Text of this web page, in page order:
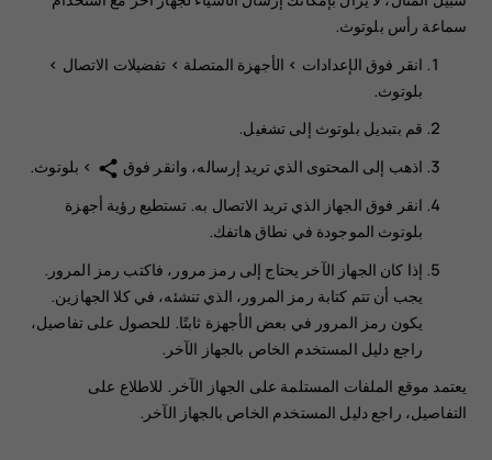
سماعة رأس بلوتوث.
انقر فوق الإعدادات > الأجهزة المتصلة > تفضيلات الاتصال >
بلوتوث.
قم بتبديل بلوتوث إلى تشغيل.
اذهب إلى المحتوى الذي تريد إرساله، وانقر فوق share
> بلوتوث.
انقر فوق الجهاز الذي تريد الاتصال به. تستطيع رؤية أجهزة
بلوتوث الموجودة في نطاق هاتفك.
إذا كان الجهاز الآخر يحتاج إلى رمز مرور، فاكتب رمز المرور.
يجب أن تتم كتابة رمز المرور، الذي تنشئه، في كلا الجهازين.
يكون رمز المرور في بعض الأجهزة ثابتًا. للحصول على تفاصيل،
راجع دليل المستخدم الخاص بالجهاز الآخر.
يعتمد موقع الملفات المستلمة على الجهاز الآخر. للاطلاع على
التفاصيل، راجع دليل المستخدم الخاص بالجهاز الآخر.